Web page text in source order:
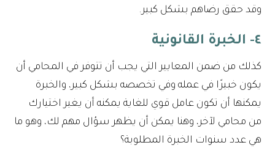
وقد حقق رضاهم بشكل كبير.
٤- الخبرة القانونية
كذلك من ضمن المعايير التي يجب أن تتوفر في المحامي أن
يكون خبيرًا في عمله وفي تخصصه بشكل كبير، والخبرة
يمكنها أن تكون عامل قوي للغاية يمكنه أن يغير اختيارك
من محامي لآخر، وهنا يمكن أن يظهر سؤال مهم لك، وهو ما
هي عدد سنوات الخبرة المطلوبة؟